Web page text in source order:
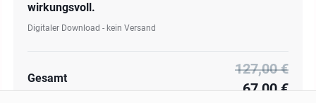
wirkungsvoll.
Digitaler Download - kein Versand
Gesamt
127,00 €
67,00 €